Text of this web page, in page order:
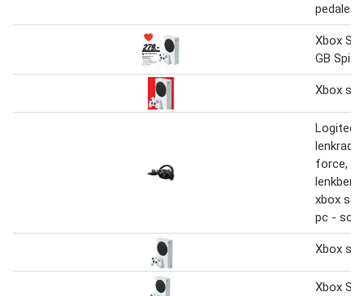
pedale
Xbox
GB
Xbox
lenkrad
force,
xbox
pc -
Xbox
Xbox